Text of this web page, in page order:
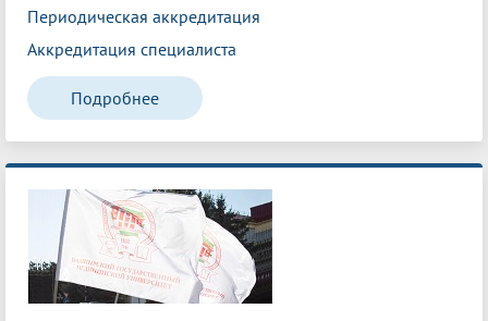
Периодическая аккредитация
Аккредитация специалиста
Подробнее